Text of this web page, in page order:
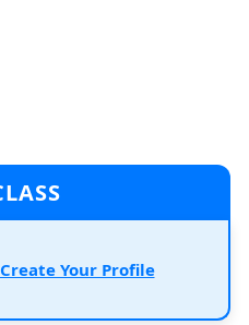
Create Your Profile